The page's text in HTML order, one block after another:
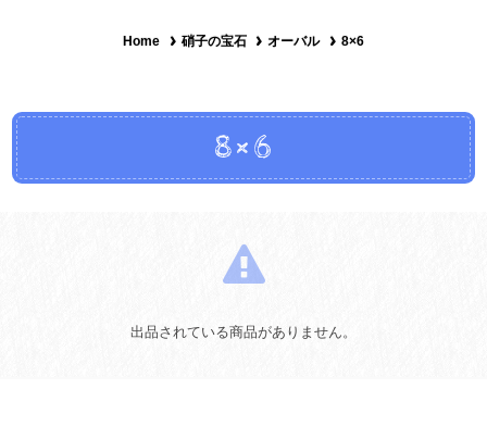
Home 硝子の宝石 オーバル 8×6
8×6
出品されている商品がありません。